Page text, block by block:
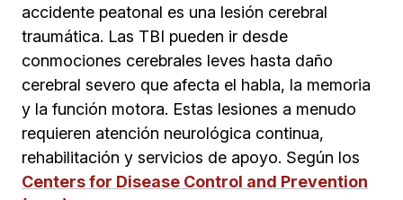
accidente peatonal es una lesión cerebral
traumática. Las TBI pueden ir desde
conmociones cerebrales leves hasta daño
cerebral severo que afecta el habla, la memoria
y la función motora. Estas lesiones a menudo
requieren atención neurológica continua,
rehabilitación y servicios de apoyo. Según los
Centers for Disease Control and Prevention